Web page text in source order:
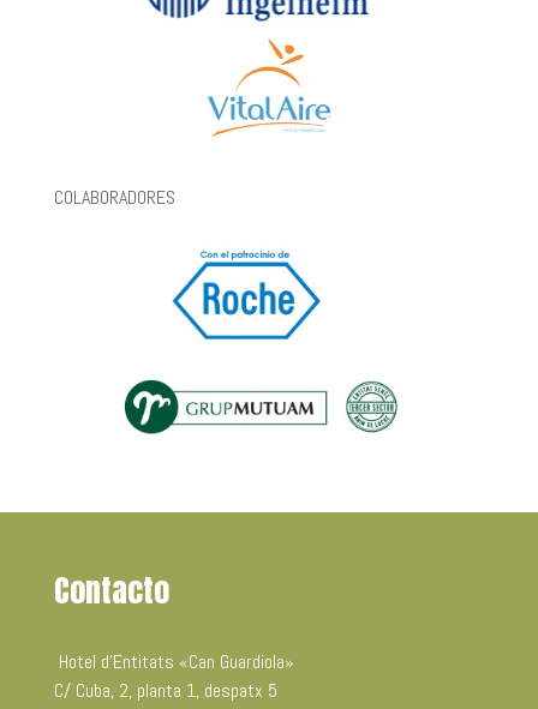
COLABORADORES
Contacto
Hotel d’Entitats «Can Guardiola»
C/ Cuba, 2, planta 1, despatx 5